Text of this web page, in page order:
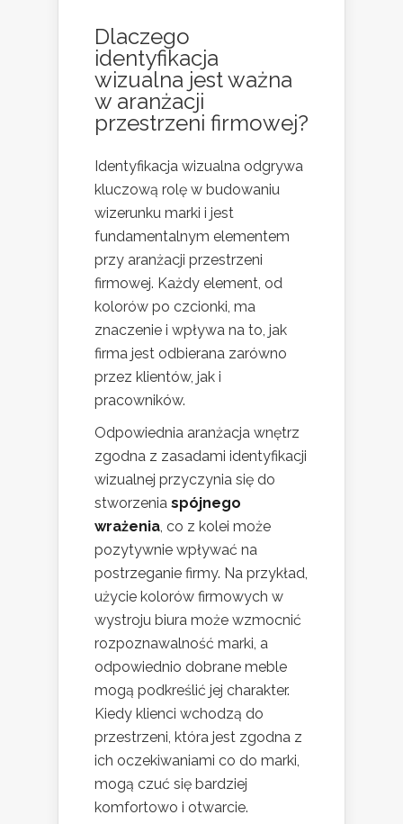
Dlaczego
identyfikacja
wizualna jest ważna
w aranżacji
przestrzeni firmowej?
Identyfikacja wizualna odgrywa
kluczową rolę w budowaniu
wizerunku marki i jest
fundamentalnym elementem
przy aranżacji przestrzeni
firmowej. Każdy element, od
kolorów po czcionki, ma
znaczenie i wpływa na to, jak
firma jest odbierana zarówno
przez klientów, jak i
pracowników.
Odpowiednia aranżacja wnętrz
zgodna z zasadami identyfikacji
wizualnej przyczynia się do
stworzenia spójnego
wrażenia , co z kolei może
pozytywnie wpływać na
postrzeganie firmy. Na przykład,
użycie kolorów firmowych w
wystroju biura może wzmocnić
rozpoznawalność marki, a
odpowiednio dobrane meble
mogą podkreślić jej charakter.
Kiedy klienci wchodzą do
przestrzeni, która jest zgodna z
ich oczekiwaniami co do marki,
mogą czuć się bardziej
komfortowo i otwarcie.